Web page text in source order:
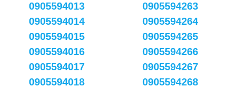
0905594013
0905594014
0905594015
0905594016
0905594017
0905594018
0905594263
0905594264
0905594265
0905594266
0905594267
0905594268